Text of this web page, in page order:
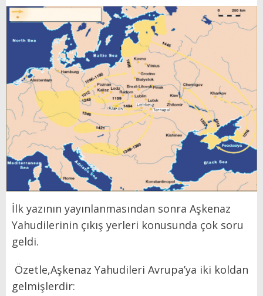
İlk yazının yayınlanmasından sonra Aşkenaz
Yahudilerinin çıkış yerleri konusunda çok soru
geldi.
Özetle,Aşkenaz Yahudileri Avrupa’ya iki koldan
gelmişlerdir: